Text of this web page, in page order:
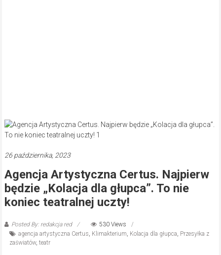
26 października, 2023
Agencja Artystyczna Certus. Najpierw
będzie „Kolacja dla głupca”. To nie
koniec teatralnej uczty!
Posted By: redakcja red
530 Views
agencja artystyczna Certus, Klimakterium, Kolacja dla głupca, Przesyłka z
zaświatów, teatr